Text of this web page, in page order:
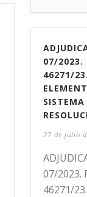
07/2023.
46271/
SISTEMA
27 de julio
07/2023.
46271/